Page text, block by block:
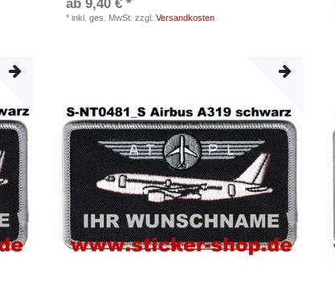
ab 9,40 € *
*inkl. ges. MwSt. zzgl.Versandkosten